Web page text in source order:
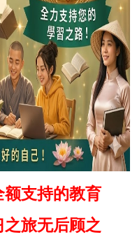
支持的教育
旅无后顾之